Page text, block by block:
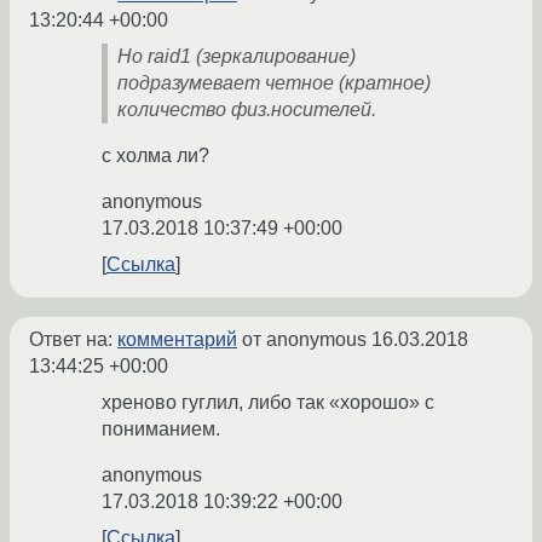
13:20:44 +00:00
Но raid1 (зеркалирование)
подразумевает четное (кратное)
количество физ.носителей.
с холма ли?
anonymous
17.03.2018 10:37:49 +00:00
Ссылка
Ответ на: комментарий от anonymous 16.03.2018
13:44:25 +00:00
хреново гуглил, либо так «хорошо» с
пониманием.
anonymous
17.03.2018 10:39:22 +00:00